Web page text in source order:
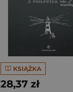
KSIĄŻKA
28,37 zł